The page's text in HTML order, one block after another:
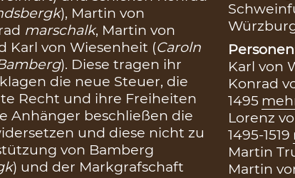
), Martin von
marschalk, Martin von
Karl von Wiesenheit (Caroln
). Diese tragen ihr
die neue Steuer, die
Recht und ihre Freiheiten
Anhänger beschließen die
und diese nicht zu
von Bamberg
) und der Markgrafschaft
Karl von
Konrad
1495
Lorenz
1495-1519
Martin
Martin